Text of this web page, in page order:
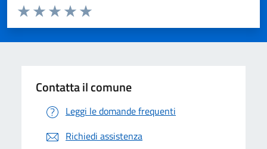
Valuta da 1 a 5 stelle la pagina
Valuta 5 stelle su 5
Valuta 4 stelle su 5
Valuta 3 stelle su 5
Valuta 2 stelle su 5
Valuta 1 stelle su 5
Contatta il comune
Leggi le domande frequenti
Richiedi assistenza